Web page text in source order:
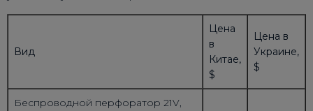
Вид
Цена
в
Китае,
$
Цена в
Украине,
$
Беспроводной перфоратор 21V,